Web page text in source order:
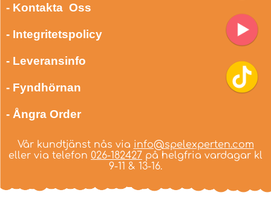
- Kontakta Oss
- Integritetspolicy
- Leveransinfo
- Fyndhörnan
- Ångra Order
Vår kundtjänst nås via info@spelexperten.com
eller via telefon 026-182427 på helgfria vardagar kl
9-11 & 13-16.